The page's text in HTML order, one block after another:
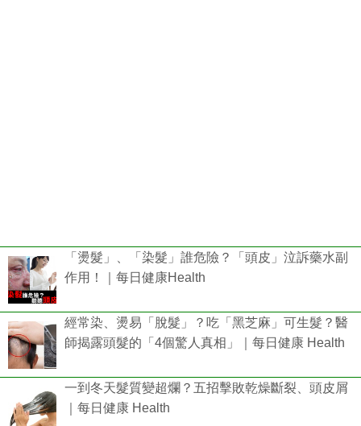
「燙髮」、「染髮」誰危險？「頭皮」泣訴藥水副
作用！｜每日健康Health
經常染、燙易「脫髮」？吃「黑芝麻」可生髮？醫
師揭露頭髮的「4個驚人真相」｜每日健康 Health
一到冬天髮質變超爛？五招擊敗乾燥斷裂、頭皮屑
｜每日健康 Health